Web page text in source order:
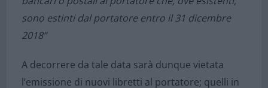
sono estinti dal portatore entro il 31 dicembre
2018”
A decorrere da tale data sarà dunque vietata
l’emissione di nuovi libretti al portatore; quelli in